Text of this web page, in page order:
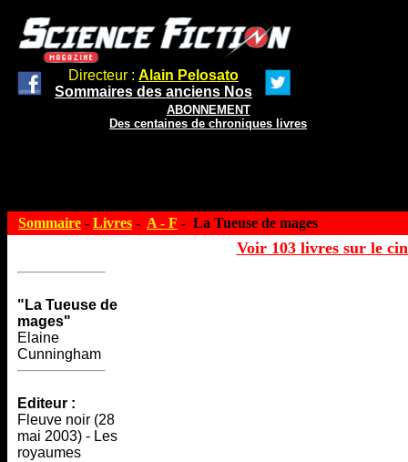
Directeur : Alain Pelosato
Sommaires des anciens Nos
ABONNEMENT
Des centaines de chroniques livres
Sommaire - Livres - A - F - La Tueuse de mages
Voir 103 livres sur le
"La Tueuse de
mages"
Elaine
Cunningham
Editeur :
Fleuve noir (28
mai 2003) - Les
royaumes